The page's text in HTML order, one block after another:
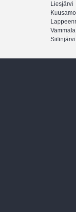
Liesjärvi
Kuusamo
Vammala
Siilinjärvi